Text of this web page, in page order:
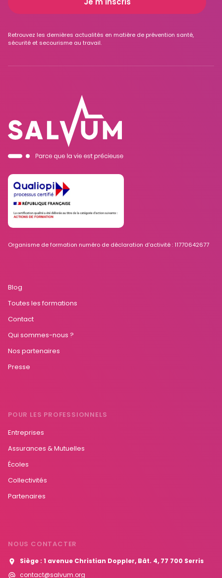
Organisme de formation numéro de déclaration d’activité : 11770642677
Blog
Toutes les formations
Contact
Qui sommes-nous ?
Nos partenaires
Presse
POUR LES PROFESSIONNELS
Entreprises
Assurances & Mutuelles
Écoles
Collectivités
Partenaires
NOUS CONTACTER
Siège : 1 avenue Christian Doppler, Bât. 4, 77 700 Serris
contact@salvum.org
Retrouvez les dernières actualités en matière de prévention santé,
sécurité et secourisme au travail.